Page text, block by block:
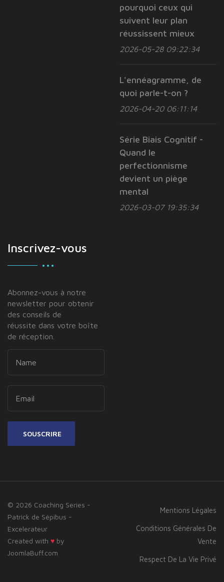
pourquoi ceux qui
suivent leur plan
réussissent mieux
2026-05-28 09:22:34
L'ennéagramme, de
quoi parle-t-on ?
2026-04-20 06:11:14
Série Biais Cognitif -
Quand le
perfectionnisme
devient un piège
mental
2026-03-07 19:35:34
Inscrivez-vous
Abonnez-vous à notre
newsletter pour obtenir
des conseils de
réussite dans votre boîte
de réception.
SOUSCRIRE
© 2026 Coaching Series -
Patrick de Sépibus -
Excelerateur
Created with ♥ by
JoomlaBuff.com
Mentions Légales
Conditions Générales De
Vente
Respect De La Vie Privé